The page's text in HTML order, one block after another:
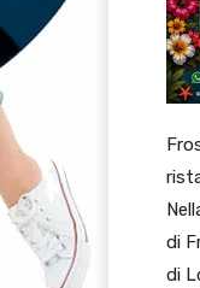
di
di